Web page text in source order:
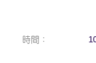
時間：